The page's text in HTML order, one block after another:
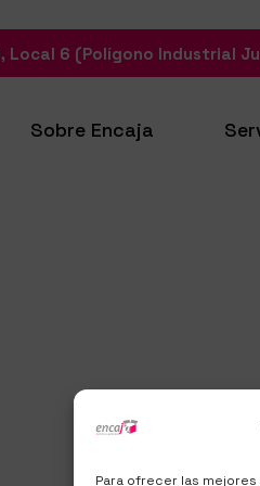
Para ofrecer las
Local 6 (Polígono Industrial
Sobre Encaja